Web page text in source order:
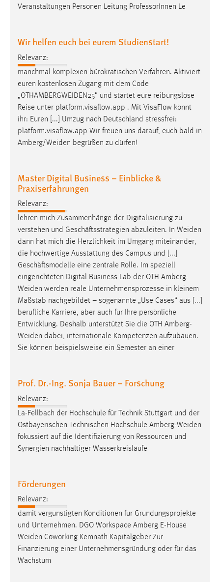
Veranstaltungen Personen Leitung ProfessorInnen Le
Wir helfen euch bei eurem Studienstart!
Relevanz:
manchmal komplexen bürokratischen Verfahren. Aktiviert
euren kostenlosen Zugang mit dem Code
„OTHAMBERGWEIDEN25“ und startet eure reibungslose
Reise unter platform.visaflow.app . Mit VisaFlow könnt
ihr: Euren [...] Umzug nach Deutschland stressfrei:
platform.visaflow.app Wir freuen uns darauf, euch bald in
Amberg/Weiden begrüßen zu dürfen!
Master Digital Business – Einblicke &
Praxiserfahrungen
Relevanz:
lehren mich Zusammenhänge der Digitalisierung zu
verstehen und Geschäftsstrategien abzuleiten. In Weiden
dann hat mich die Herzlichkeit im Umgang miteinander,
die hochwertige Ausstattung des Campus und [...]
Geschäftsmodelle eine zentrale Rolle. Im speziell
eingerichteten Digital Business Lab der OTH Amberg-
Weiden werden reale Unternehmensprozesse in kleinem
Maßstab nachgebildet – sogenannte „Use Cases“ aus [...]
berufliche Karriere, aber auch für Ihre persönliche
Entwicklung. Deshalb unterstützt Sie die OTH Amberg-
Weiden dabei, internationale Kompetenzen aufzubauen.
Sie können beispielsweise ein Semester an einer
Prof. Dr.-Ing. Sonja Bauer – Forschung
Relevanz:
La-Fellbach der Hochschule für Technik Stuttgart und der
Ostbayerischen Technischen Hochschule Amberg-Weiden
fokussiert auf die Identifizierung von Ressourcen und
Synergien nachhaltiger Wasserkreisläufe
Förderungen
Relevanz:
damit vergünstigten Konditionen für Gründungsprojekte
und Unternehmen. DGO Workspace Amberg E-House
Weiden Coworking Kemnath Kapitalgeber Zur
Finanzierung einer Unternehmensgründung oder für das
Wachstum